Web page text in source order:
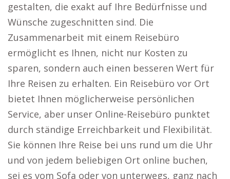
gestalten, die exakt auf Ihre Bedürfnisse und
Wünsche zugeschnitten sind. Die
Zusammenarbeit mit einem Reisebüro
ermöglicht es Ihnen, nicht nur Kosten zu
sparen, sondern auch einen besseren Wert für
Ihre Reisen zu erhalten. Ein Reisebüro vor Ort
bietet Ihnen möglicherweise persönlichen
Service, aber unser Online-Reisebüro punktet
durch ständige Erreichbarkeit und Flexibilität.
Sie können Ihre Reise bei uns rund um die Uhr
und von jedem beliebigen Ort online buchen,
sei es vom Sofa oder von unterwegs, ganz nach